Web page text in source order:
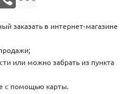
заказать в интернет-магазине
или можно забрать из пункта
с помощью карты.